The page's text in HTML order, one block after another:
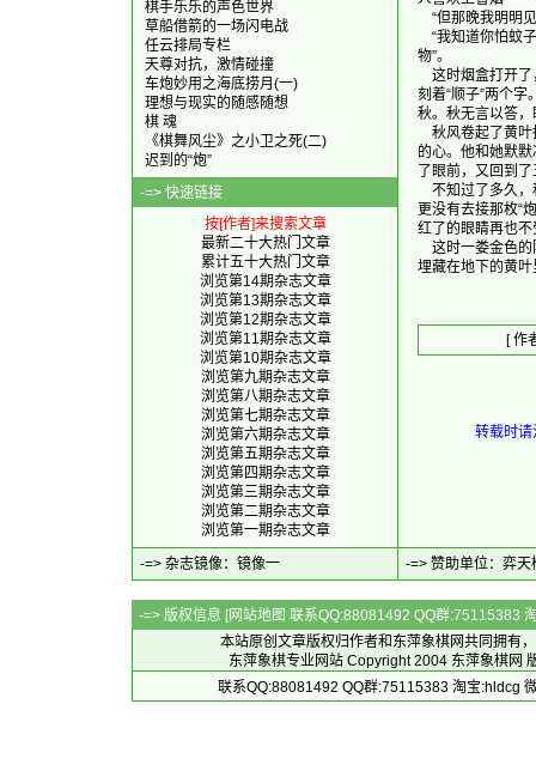
棋手乐乐的声色世界
草船借箭的一场闪电战
任云排局专栏
天尊对抗，激情碰撞
车炮妙用之海底捞月(一)
理想与现实的随感随想
棋 魂
《棋舞风尘》之小卫之死(二)
迟到的“炮”
-=> 快速链接
按[作者]来搜索文章
最新二十大热门文章
累计五十大热门文章
浏览第14期杂志文章
浏览第13期杂志文章
浏览第12期杂志文章
浏览第11期杂志文章
浏览第10期杂志文章
浏览第九期杂志文章
浏览第八期杂志文章
浏览第七期杂志文章
浏览第六期杂志文章
浏览第五期杂志文章
浏览第四期杂志文章
浏览第三期杂志文章
浏览第二期杂志文章
浏览第一期杂志文章
“但那晚我明
“我知道你怕
物”。
这时烟盒打开
刻着“顺子”两个
秋。秋无言以答
秋风卷起了黄
的心。他和她默
了眼前，又回到
不知过了多久
更没有去接那枚“
红了的眼睛再也
这时一娄金色
[ 作
转载时请
-=> 杂志镜像： 镜像一 -=> 赞助单位： 弈天
-=> 版权信息 [网站地图 联系QQ:88081492 QQ群:75115383
本站原创文章版权归作者和 东萍象棋网共同拥有
东萍象棋专业网站 Copyright 2004 东萍象棋网
联系QQ:88081492 QQ群:75115383 淘宝:hldcg